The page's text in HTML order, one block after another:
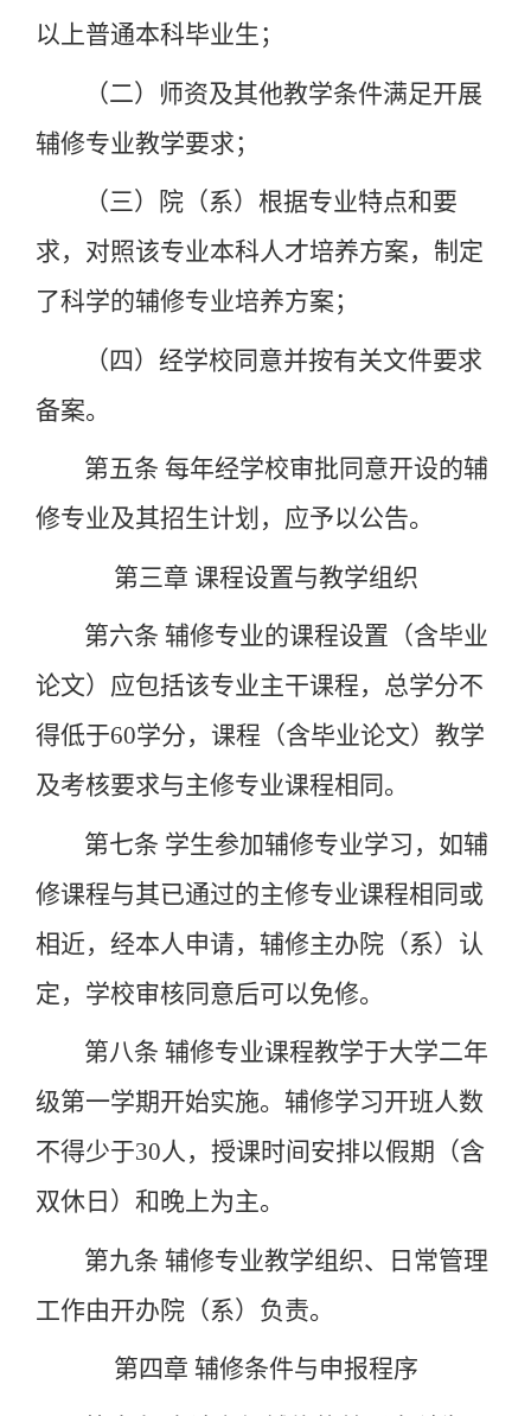
以上普通本科毕业生；
（二）师资及其他教学条件满足开展
辅修专业教学要求；
（三）院（系）根据专业特点和要
求，对照该专业本科人才培养方案，制定
了科学的辅修专业培养方案；
（四）经学校同意并按有关文件要求
备案。
第五条 每年经学校审批同意开设的辅
修专业及其招生计划，应予以公告。
第三章 课程设置与教学组织
第六条 辅修专业的课程设置（含毕业
论文）应包括该专业主干课程，总学分不
得低于60学分，课程（含毕业论文）教学
及考核要求与主修专业课程相同。
第七条 学生参加辅修专业学习，如辅
修课程与其已通过的主修专业课程相同或
相近，经本人申请，辅修主办院（系）认
定，学校审核同意后可以免修。
第八条 辅修专业课程教学于大学二年
级第一学期开始实施。辅修学习开班人数
不得少于30 人，授课时间安排以假期（含
双休日）和晚上为主。
第九条 辅修专业教学组织、日常管理
工作由开办院（系）负责。
第四章 辅修条件与申报程序